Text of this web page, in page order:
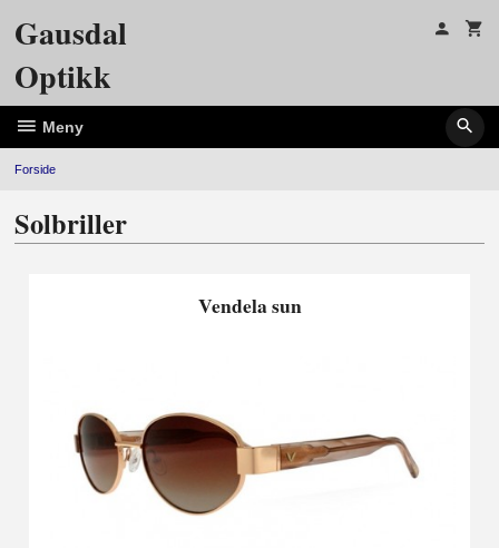
Gausdal
Optikk
Meny
Forside
Solbriller
Vendela sun